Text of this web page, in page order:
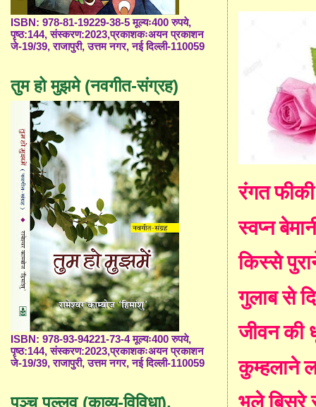
रंगत
स्वप्न
किस्से
गुलाब से
जीवन की
कुम्हलाने
भूले बिसरे
ISBN: 978-81-19229-38-5 मूल्यः400 रुपये,
पृष्ठ:144, संस्करण:2023,प्रकाशकःअयन प्रकाशन
जे-19/39, राजापुरी, उत्तम नगर, नई दिल्ली-110059
तुम हो मुझमे (नवगीत-संग्रह)
ISBN: 978-93-94221-73-4 मूल्यः400 रुपये,
पृष्ठ:144, संस्करण:2023,प्रकाशकःअयन प्रकाशन
जे-19/39, राजापुरी, उत्तम नगर, नई दिल्ली-110059
पञ्च पल्लव (काव्य-विविधा),